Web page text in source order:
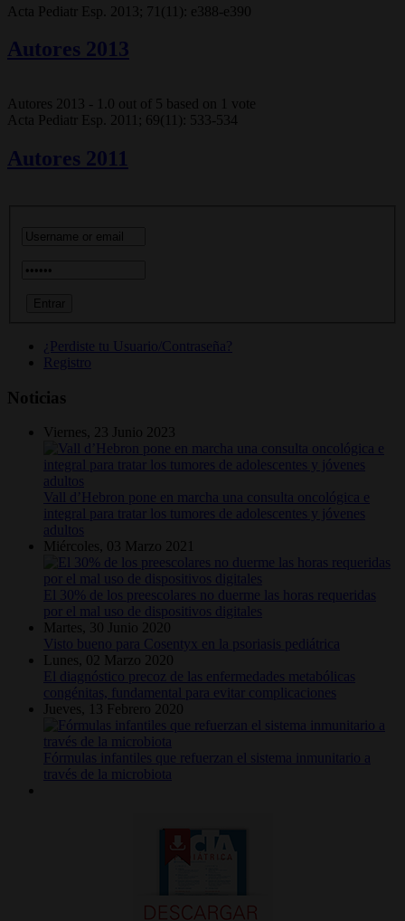
Acta Pediatr Esp. 2013; 71(11): e388-e390
Autores 2013
Autores 2013 - 1.0 out of 5 based on 1 vote
Acta Pediatr Esp. 2011; 69(11): 533-534
Autores 2011
¿Perdiste tu Usuario/Contraseña?
Registro
Noticias
Viernes, 23 Junio 2023
Vall d’Hebron pone en marcha una consulta oncológica e
integral para tratar los tumores de adolescentes y jóvenes
adultos
Miércoles, 03 Marzo 2021
El 30% de los preescolares no duerme las horas requeridas
por el mal uso de dispositivos digitales
Martes, 30 Junio 2020
Visto bueno para Cosentyx en la psoriasis pediátrica
Lunes, 02 Marzo 2020
El diagnóstico precoz de las enfermedades metabólicas
congénitas, fundamental para evitar complicaciones
Jueves, 13 Febrero 2020
Fórmulas infantiles que refuerzan el sistema inmunitario a
través de la microbiota